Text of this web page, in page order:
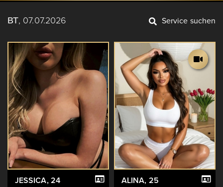
ВТ, 07.07.2026 Service suchen
JESSICA, 24
ALINA, 25